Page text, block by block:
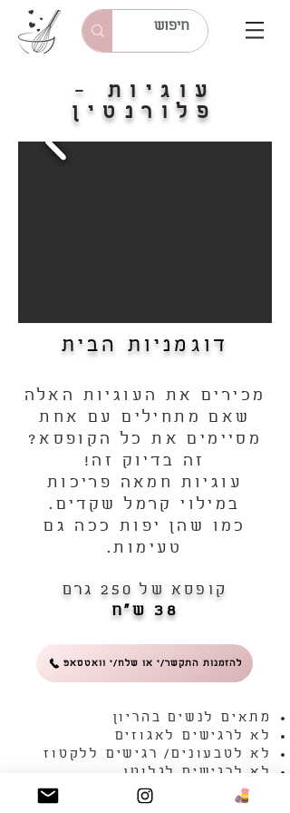
עוגיות -
פלורנטין
דוגמניות הבית
מכירים את העוגיות האלה
שאם מתחילים עם אחת
מסיימים את כל הקופסא?
זה בדיוק זה!
עוגיות חמאה פריכות
במילוי קרמל שקדים.
כמו שהן יפות ככה גם
טעימות.
קופסא של 250 גרם
38 ש"ח
מתאים לנשים בהריון
לא לרגישים לאגוזים
לא לטבעונים/ רגישים ללקטוז
לא לרגישים לגלוטן
הזמנה של עד יום מראש
להזמנות התקשר/י או שלח/י וואטסאפ